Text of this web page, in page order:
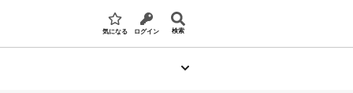
気になる ログイン 検索